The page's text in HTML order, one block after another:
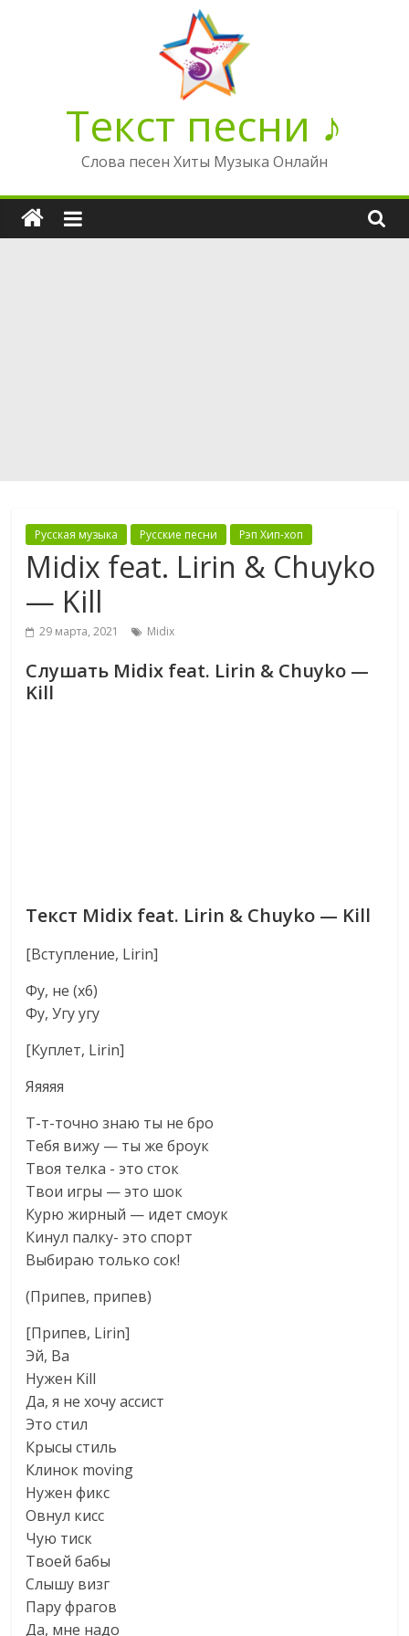
Текст песни ♪
Слова песен Хиты Музыка Онлайн
Русская музыка Русские песни Рэп Хип-хоп
Midix feat. Lirin & Chuyko
— Kill
29 марта, 2021 Midix
Слушать Midix feat. Lirin & Chuyko —
Kill
Текст Midix feat. Lirin & Chuyko — Kill
[Вступление, Lirin]
Фу, не (х6)
Фу, Угу угу
[Куплет, Lirin]
Яяяяя
Т-т-точно знаю ты не бро
Тебя вижу — ты же броук
Твоя телка - это сток
Твои игры — это шок
Курю жирный — идет смоук
Кинул палку- это спорт
Выбираю только сок!
(Припев, припев)
[Припев, Lirin]
Эй, Ва
Нужен Kill
Да, я не хочу ассист
Это стил
Крысы стиль
Клинок moving
Нужен фикс
Овнул кисс
Чую тиск
Твоей бабы
Слышу визг
Пару фрагов
Да, мне надо